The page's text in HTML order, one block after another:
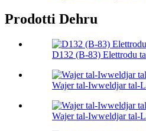
Prodotti Dehru
D132 (B-83) Elettrodu
Wajer tal-Iwweldjar tal-
Wajer tal-Iwweldjar tal-